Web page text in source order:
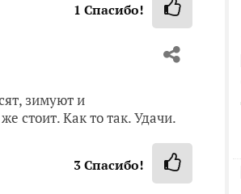
1 Спасибо!
зимуют и
стоит. Как то так. Удачи.
3Спасибо!